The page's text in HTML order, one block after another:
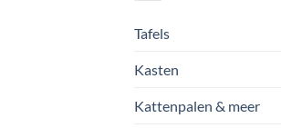
Tafels
Kasten
Kattenpalen & meer